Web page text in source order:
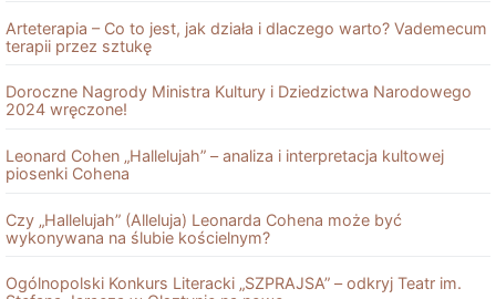
Arteterapia – Co to jest, jak działa i dlaczego warto? Vademecum
terapii przez sztukę
Doroczne Nagrody Ministra Kultury i Dziedzictwa Narodowego
2024 wręczone!
Leonard Cohen „Hallelujah” – analiza i interpretacja kultowej
piosenki Cohena
Czy „Hallelujah” (Alleluja) Leonarda Cohena może być
wykonywana na ślubie kościelnym?
Ogólnopolski Konkurs Literacki „SZPRAJSA” – odkryj Teatr im.